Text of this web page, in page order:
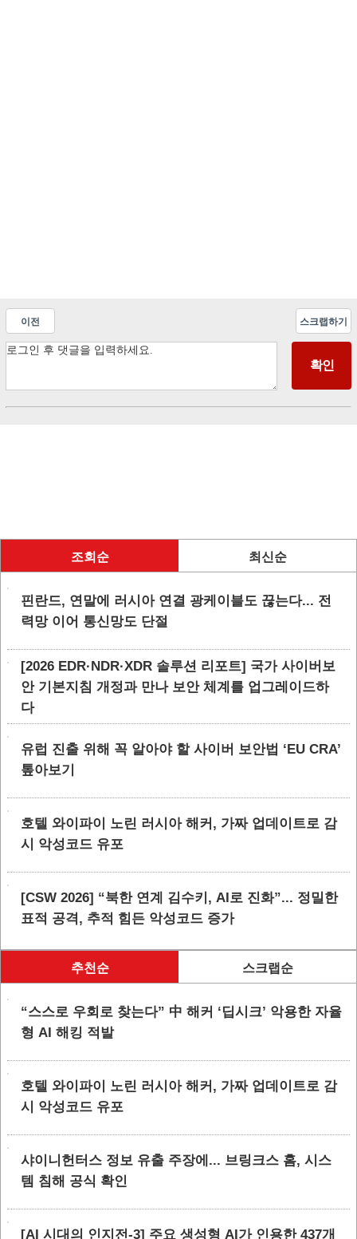
이전 스크랩하기
조회순 최신순
핀란드, 연말에 러시아 연결 광케이블도 끊는다... 전
력망 이어 통신망도 단절
[2026 EDR·NDR·XDR 솔루션 리포트] 국가 사이버보
안 기본지침 개정과 만나 보안 체계를 업그레이드하
다
유럽 진출 위해 꼭 알아야 할 사이버 보안법 ‘EU CRA’
톺아보기
호텔 와이파이 노린 러시아 해커, 가짜 업데이트로 감
시 악성코드 유포
[CSW 2026] “북한 연계 김수키, AI로 진화”... 정밀한
표적 공격, 추적 힘든 악성코드 증가
추천순 스크랩순
“스스로 우회로 찾는다” 中 해커 ‘딥시크’ 악용한 자율
형 AI 해킹 적발
호텔 와이파이 노린 러시아 해커, 가짜 업데이트로 감
시 악성코드 유포
샤이니헌터스 정보 유출 주장에... 브링크스 홈, 시스
템 침해 공식 확인
[AI 시대의 인지전-3] 주요 생성형 AI가 인용한 437개